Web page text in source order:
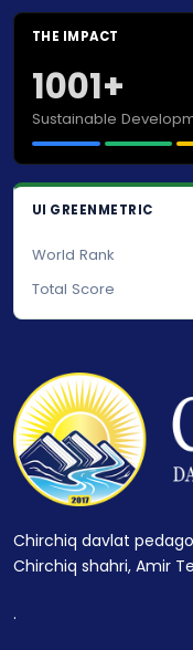
THE IMPACT
1001+
Sustainable
UI GREENMETRIC
World Rank
Total Score
Chirchiq davlat
Chirchiq shahri, Amir
.